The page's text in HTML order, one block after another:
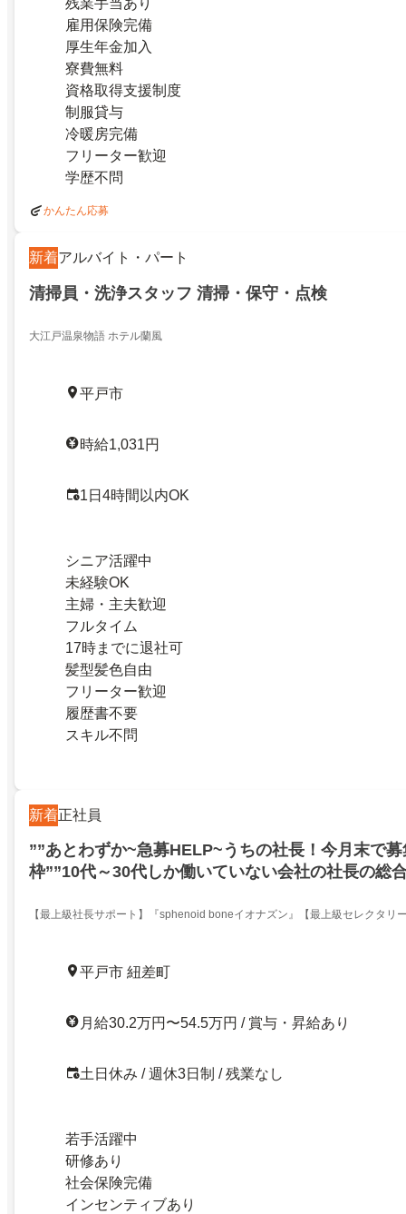
雇用保険完備
厚生年金加入
寮費無料
資格取得支援制度
制服貸与
冷暖房完備
フリーター歓迎
学歴不問
かんたん応募
新着アルバイト・パート
清掃員・洗浄スタッフ 清掃・保守・点検
大江戸温泉物語 ホテル蘭風
平戸市
時給1,031円
1日4時間以内OK
シニア活躍中
未経験OK
主婦・主夫歓迎
フルタイム
17時までに退社可
髪型髪色自由
フリーター歓迎
履歴書不要
スキル不問
新着正社員
””あとわずか~急募HELP~うちの社長！今月末で
枠””10代～30代しか働いていない会社の社長の総
IONSP３
【最上級社長サポート】『sphenoid boneイオナズン』【最上級セレクタリ
平戸市 紐差町
月給30.2万円〜54.5万円 / 賞与・昇給あり
土日休み / 週休3日制 / 残業なし
若手活躍中
研修あり
社会保険完備
インセンティブあり